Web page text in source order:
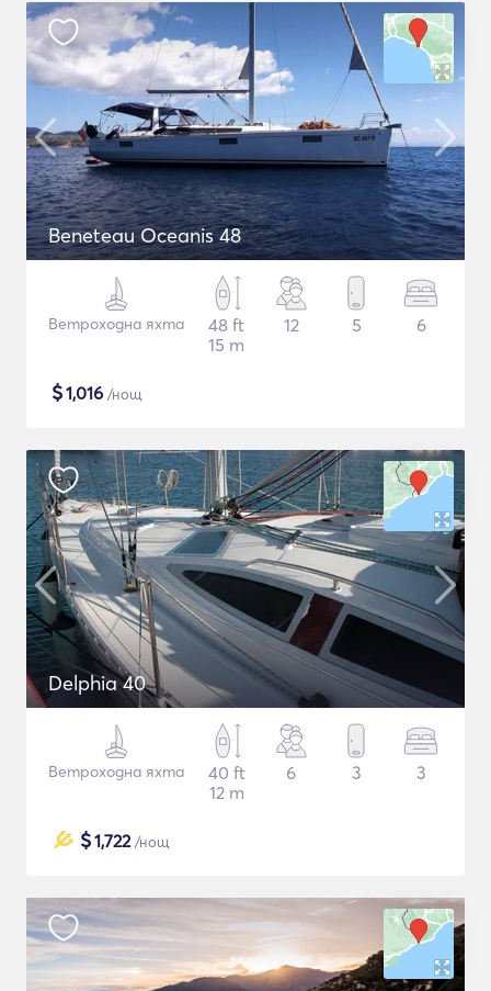
Beneteau Oceanis 48
Ветроходна яхта
48 ft
15 m
12 5 6
$1,016 /нощ
Delphia 40
Ветроходна яхта
40 ft
12 m
6 3 3
$1,722/нощ